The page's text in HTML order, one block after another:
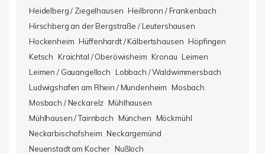
Heidelberg / Ziegelhausen Heilbronn / Frankenbach
Hirschberg an der Bergstraße / Leutershausen
Hockenheim Hüffenhardt / Kälbertshausen Höpfingen
Ketsch Kraichtal / Oberöwisheim Kronau Leimen
Leimen / Gauangelloch Lobbach / Waldwimmersbach
Ludwigshafen am Rhein / Mundenheim Mosbach
Mosbach / Neckarelz Mühlhausen
Mühlhausen / Tairnbach München Möckmühl
Neckarbischofsheim Neckargemünd
Neuenstadt am Kocher Nußloch